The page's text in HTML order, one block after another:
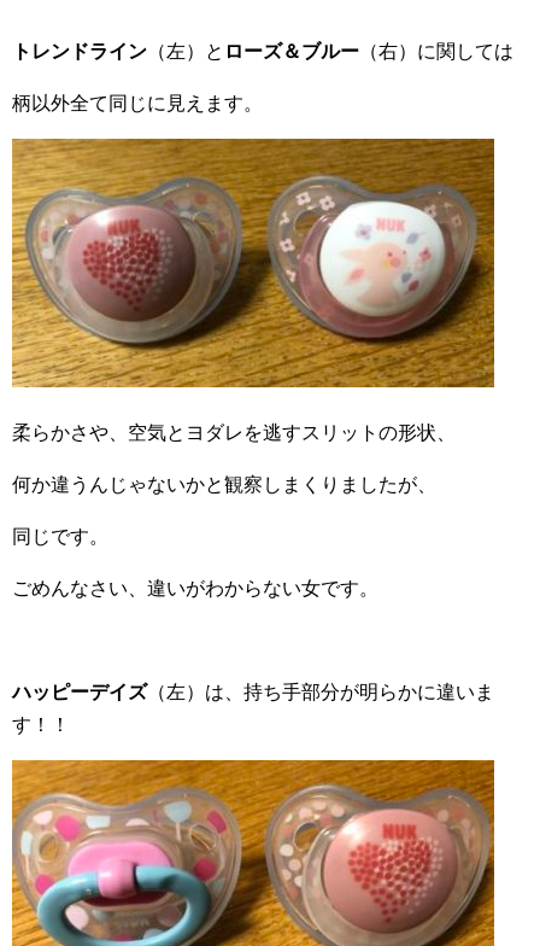
トレンドライン （左）と ローズ＆ブルー （右）に関しては
柄以外全て同じに見えます。
柔らかさや、空気とヨダレを逃すスリットの形状、
何か違うんじゃないかと観察しまくりましたが、
同じです。
ごめんなさい、違いがわからない女です。
ハッピーデイズ（左）は、持ち手部分が明らかに違いま
す！！